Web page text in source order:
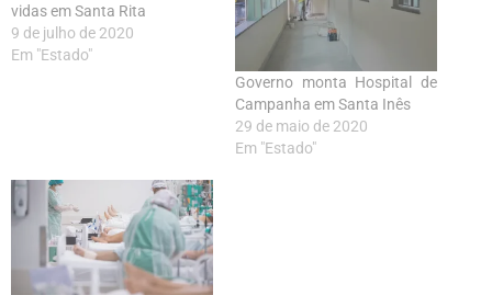
vidas em Santa Rita
9 de julho de 2020
Em "Estado"
Governo monta Hospital de
Campanha em Santa Inês
29 de maio de 2020
Em "Estado"